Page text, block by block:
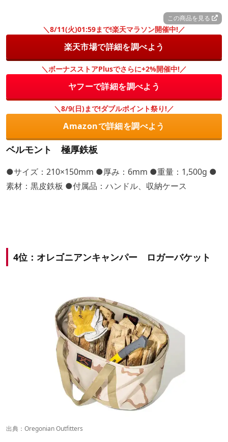
この商品を見る
＼8/11(火)01:59まで!楽天マラソン開催中!／
楽天市場で詳細を調べよう
＼ボーナスストアPlusでさらに+2%開催中!／
ヤフーで詳細を調べよう
＼8/9(日)まで!ダブルポイント祭り!／
Amazonで詳細を調べよう
ベルモント 極厚鉄板
●サイズ：210×150mm ●厚み：6mm ●重量：1,500g ●
素材：黒皮鉄板 ●付属品：ハンドル、収納ケース
4位：オレゴニアンキャンパー ロガーバケット
出典： Oregonian Outfitters